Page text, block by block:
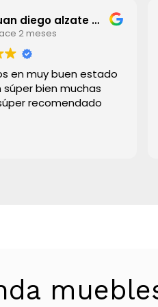
juan diego alzate grisales
2 meses
en muy buen estado
bien muchas
recomendado